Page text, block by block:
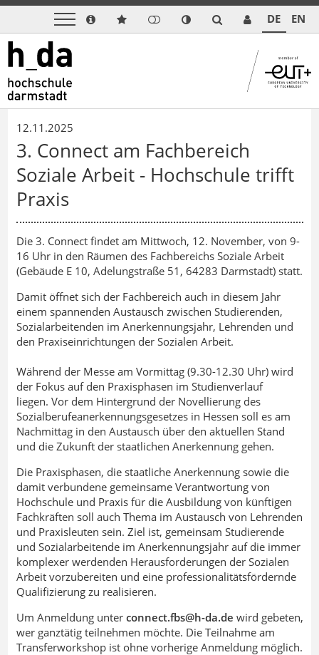
DE EN
12.11.2025
3. Connect am Fachbereich
Soziale Arbeit - Hochschule trifft
Praxis
Die 3. Connect findet am Mittwoch, 12. November, von 9-
16 Uhr in den Räumen des Fachbereichs Soziale Arbeit
(Gebäude E 10, Adelungstraße 51, 64283 Darmstadt) statt.
Damit öffnet sich der Fachbereich auch in diesem Jahr
einem spannenden Austausch zwischen Studierenden,
Sozialarbeitenden im Anerkennungsjahr, Lehrenden und
den Praxiseinrichtungen der Sozialen Arbeit.
Während der Messe am Vormittag (9.30-12.30 Uhr) wird
der Fokus auf den Praxisphasen im Studienverlauf
liegen. Vor dem Hintergrund der Novellierung des
Sozialberufeanerkennungsgesetzes in Hessen soll es am
Nachmittag in den Austausch über den aktuellen Stand
und die Zukunft der staatlichen Anerkennung gehen.
Die Praxisphasen, die staatliche Anerkennung sowie die
damit verbundene gemeinsame Verantwortung von
Hochschule und Praxis für die Ausbildung von künftigen
Fachkräften soll auch Thema im Austausch von Lehrenden
und Praxisleuten sein. Ziel ist, gemeinsam Studierende
und Sozialarbeitende im Anerkennungsjahr auf die immer
komplexer werdenden Herausforderungen der Sozialen
Arbeit vorzubereiten und eine professionalitätsfördernde
Qualifizierung zu realisieren.
Um Anmeldung unter connect.fbs@h-da.de wird gebeten,
wer ganztätig teilnehmen möchte. Die Teilnahme am
Transferworkshop ist ohne vorherige Anmeldung möglich.